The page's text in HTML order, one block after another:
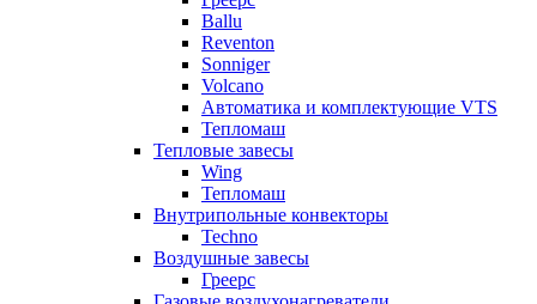
Ballu
Reventon
Sonniger
Volcano
Автоматика и комплектующие VTS
Тепломаш
Тепловые завесы
Wing
Тепломаш
Внутрипольные конвекторы
Techno
Воздушные завесы
Греерс